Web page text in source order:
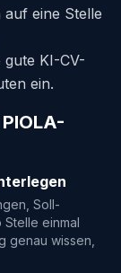
eine Stelle
gute KI-CV-
ein.
Soll-
einmal
genau wissen,